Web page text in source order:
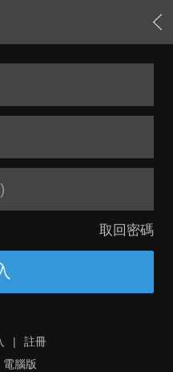
取回密碼
|
註冊
電腦版